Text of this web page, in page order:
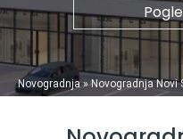
You are here
Novogradnja » Novogradnja Novi